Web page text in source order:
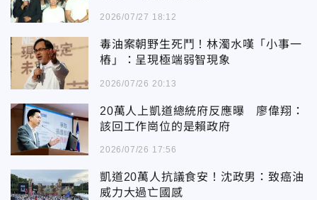
2026/07/27 18:12
毒油案朝野生死鬥！林濁水嘆「小事一
樁」：呈現極端弱智現象
2026/07/26 20:13
20萬人上凱道總統府反應曝 廖偉翔：
該回工作崗位的是賴政府
2026/07/26 17:56
凱道20萬人抗議食安！沈政男：致癌油
威力大過亡國感